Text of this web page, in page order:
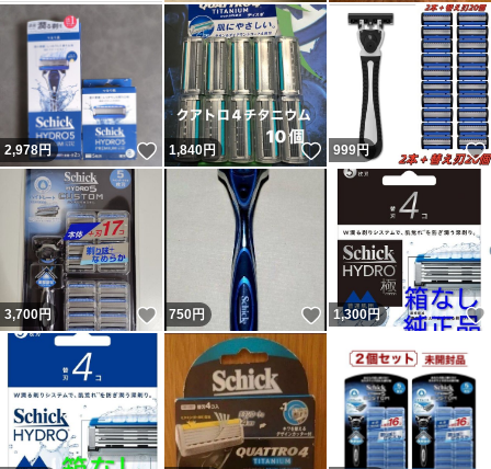
2,978円 いいね！
1,840円 いいね！
999円
3,700円 いいね！
750円 いいね！
1,300円